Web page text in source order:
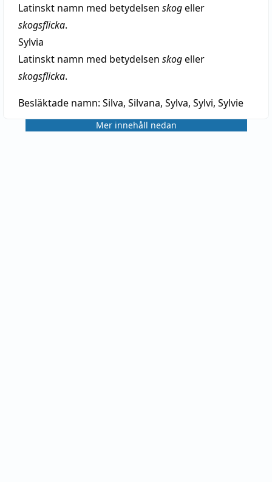
Latinskt namn med betydelsen skogeller
skogsflicka.
Sylvia
Latinskt namn med betydelsen skogeller
skogsflicka.
Besläktade namn: Silva, Silvana, Sylva, Sylvi, Sylvie
Mer innehåll nedan